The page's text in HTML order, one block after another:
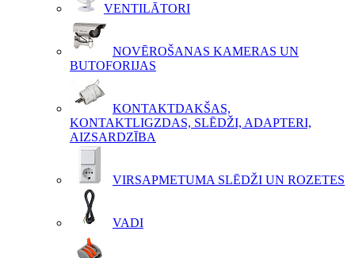
VENTILĀTORI
NOVĒROŠANAS KAMERAS UN
BUTOFORIJAS
KONTAKTDAKŠAS,
KONTAKTLIGZDAS, SLĒDŽI, ADAPTERI,
AIZSARDZĪBA
VIRSAPMETUMA SLĒDŽI UN ROZETES
VADI